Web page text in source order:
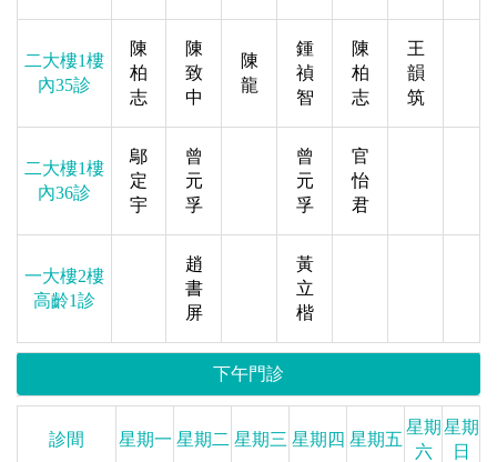
二大樓1樓
內35診
陳
柏
志
陳
致
中
陳
龍
鍾
禎
智
陳
柏
志
王
韻
筑
二大樓1樓
內36診
鄔
定
宇
曾
元
孚
曾
元
孚
官
怡
君
一大樓2樓
高齡1診
趙
書
屏
黃
立
楷
下午門診
診間 星期一 星期二 星期三 星期四 星期五
星期
六
星期
日